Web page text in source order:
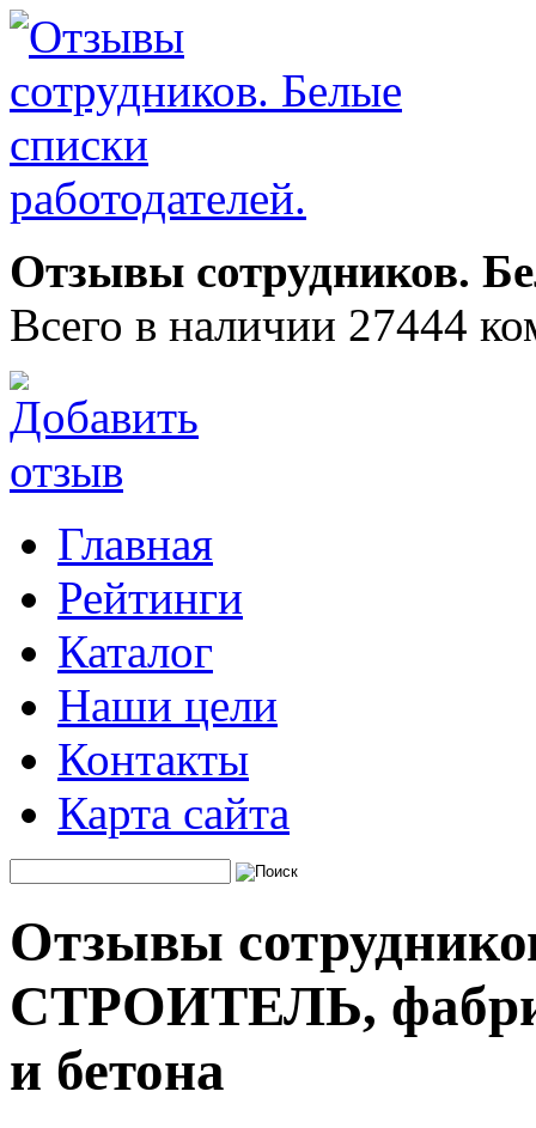
Отзывы сотрудников.
Всего в наличии 27444
Главная
Рейтинги
Каталог
Наши цели
Контакты
Карта сайта
Отзывы
СТРОИТЕЛЬ,
и бетона